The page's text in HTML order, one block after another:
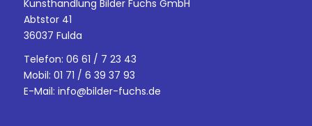
Kunsthandlung Bilder Fuchs GmbH
Abtstor 41
36037 Fulda
Telefon: 06 61 / 7 23 43
Mobil: 01 71 / 6 39 37 93
E-Mail: info@bilder-fuchs.de